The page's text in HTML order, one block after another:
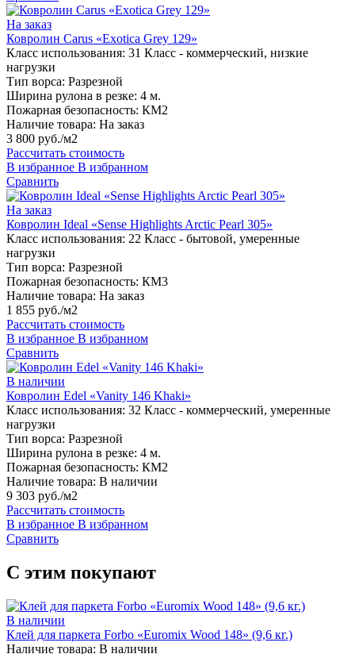
На заказ
Ковролин Carus «Exotica Grey 129»
Класс использования: 31 Класс - коммерческий, низкие
нагрузки
Тип ворса: Разрезной
Ширина рулона в резке: 4 м.
Пожарная безопасность: КМ2
Наличие товара: На заказ
3 800 руб./м2
Рассчитать стоимость
В избранное В избранном
Сравнить
На заказ
Ковролин Ideal «Sense Highlights Arctic Pearl 305»
Класс использования: 22 Класс - бытовой, умеренные
нагрузки
Тип ворса: Разрезной
Пожарная безопасность: КМ3
Наличие товара: На заказ
1 855 руб./м2
Рассчитать стоимость
В избранное В избранном
Сравнить
В наличии
Ковролин Edel «Vanity 146 Khaki»
Класс использования: 32 Класс - коммерческий, умеренные
нагрузки
Тип ворса: Разрезной
Ширина рулона в резке: 4 м.
Пожарная безопасность: КМ2
Наличие товара: В наличии
9 303 руб./м2
Рассчитать стоимость
В избранное В избранном
Сравнить
С этим покупают
В наличии
Клей для паркета Forbo «Euromix Wood 148» (9,6 кг.)
Наличие товара: В наличии